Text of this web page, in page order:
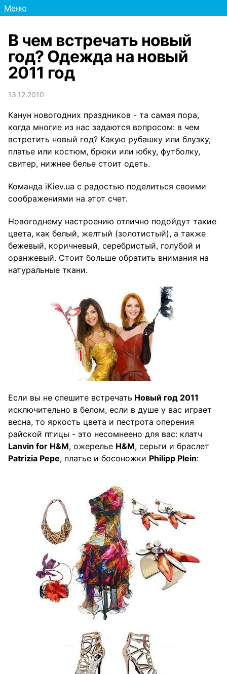
Меню
В чем встречать новый
год? Одежда на новый
2011 год
13.12.2010
Канун новогодних праздников - та самая пора,
когда многие из нас задаются вопросом: в чем
встретить новый год? Какую рубашку или блузку,
платье или костюм, брюки или юбку, футболку,
свитер, нижнее белье стоит одеть.
Команда iKiev.ua с радостью поделиться своими
соображениями на этот счет.
Новогоднему настроению отлично подойдут такие
цвета, как белый, желтый (золотистый), а также
бежевый, коричневый, серебристый, голубой и
оранжевый. Стоит больше обратить внимания на
натуральные ткани.
Если вы не спешите встречать Новый год 2011
исключительно в белом, если в душе у вас играет
весна, то яркость цвета и пестрота оперения
райской птицы - это несомнеено для вас: клатч
Lanvin for H&M, ожерелье H&M, серьги и браслет
Patrizia Pepe, платье и босоножки Philipp Plein: